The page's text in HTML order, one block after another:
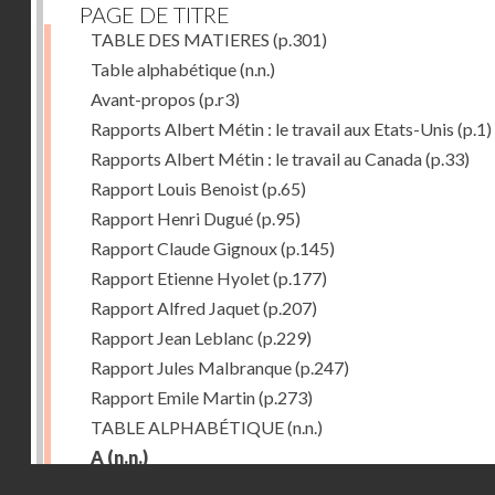
PAGE DE TITRE
TABLE DES MATIERES (p.301)
Table alphabétique(n.n.)
Avant-propos (p.r3)
Rapports Albert Métin : le travail aux Etats-Unis (p.1)
Rapports Albert Métin : le travail au Canada(p.33)
Rapport Louis Benoist(p.65)
Rapport Henri Dugué(p.95)
Rapport Claude Gignoux(p.145)
Rapport Etienne Hyolet(p.177)
Rapport Alfred Jaquet(p.207)
Rapport Jean Leblanc (p.229)
Rapport Jules Malbranque(p.247)
Rapport Emile Martin(p.273)
TABLE ALPHABÉTIQUE(n.n.)
A (n.n.)